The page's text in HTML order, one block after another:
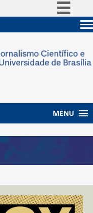
Participe
Canais
Unidades acadêmicas
Estude na UnB
Graduação
MENU